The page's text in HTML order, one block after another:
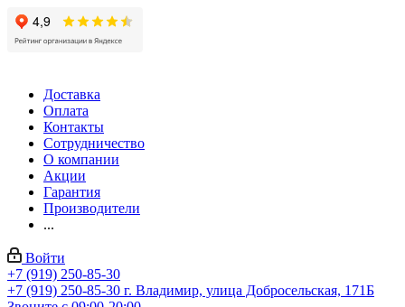
Доставка
Оплата
Контакты
Сотрудничество
О компании
Акции
Гарантия
Производители
...
Войти
+7 (919) 250-85-30
+7 (919) 250-85-30 г. Владимир, улица Добросельская, 171Б